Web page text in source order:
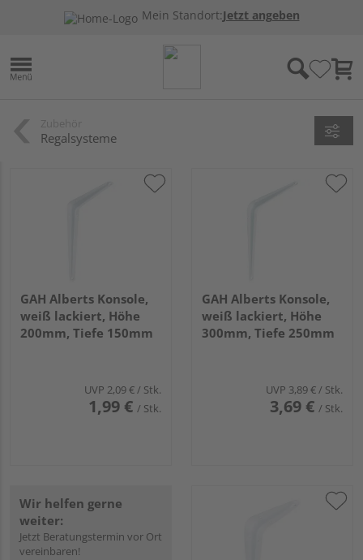
Mein Standort:Jetzt angeben
Regalsysteme
GAH Alberts Konsole,
weiß lackiert, Höhe
200mm, Tiefe 150mm
UVP 2,09 €/ Stk.
1,99 € / Stk.
GAH Alberts Konsole,
weiß lackiert, Höhe
300mm, Tiefe 250mm
UVP 3,89 €/ Stk.
3,69 € / Stk.
Wir helfen gerne
weiter:
Jetzt Beratungstermin vor Ort
vereinbaren!